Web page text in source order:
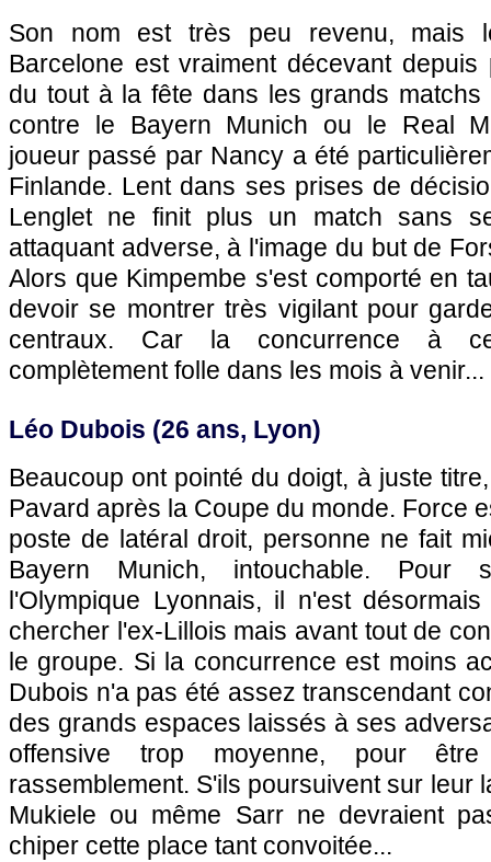
Son nom est très peu revenu, mais
Barcelone est vraiment décevant depuis
du tout à la fête dans les grands
contre le Bayern Munich ou le Real
joueur passé par Nancy a été
Finlande. Lent dans ses prises de
Lenglet ne finit plus un match sans
attaquant adverse, à l'image du but de
Alors que Kimpembe s'est comporté en
devoir se montrer très vigilant pour
centraux. Car la concurrence à
complètement folle dans les mois à venir...
Léo Dubois (26 ans, Lyon)
Beaucoup ont pointé du doigt, à juste
Pavard après la Coupe du monde. Force
poste de latéral droit, personne ne fait
Bayern Munich, intouchable. Pour
l'Olympique Lyonnais, il n'est
chercher l'ex-Lillois mais avant tout de
le groupe. Si la concurrence est moins
Dubois n'a pas été assez transcendant
des grands espaces laissés à ses
offensive trop moyenne, pour
rassemblement. S'ils poursuivent sur leur
Mukiele ou même Sarr ne devraient
chiper cette place tant convoitée...